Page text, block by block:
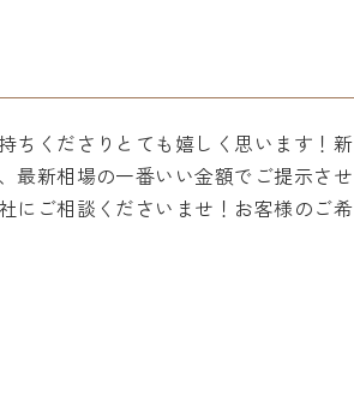
ちくださりとても嬉しく思います！新
最新相場の一番いい金額でご提示させ
にご相談くださいませ！お客様のご希